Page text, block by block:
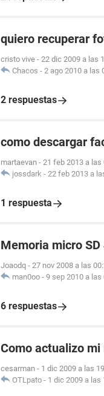
quiero recuperar
cristo vive - 22 dic 2009 a las
Chacos - 2 ago 2010 a las
2 respuestas
como descargar
martaevan - 21 feb 2013 a las
jossdark - 22 feb 2013 a
1 respuesta
Memoria micro
Joaodq - 27 nov 2008 a las
man0oo - 9 sep 2010 a las
6 respuestas
Como actualizo mi
cesarman - 1 dic 2009 a las
OTLpato - 1 dic 2009 a las